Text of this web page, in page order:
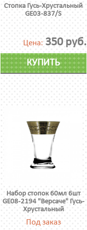
Стопка Гусь-Хрустальный
GE03-837/S
Цена: 350 руб.
КУПИТЬ
Набор стопок 60мл 6шт
GE08-2194 "Версаче" Гусь-
Хрустальный
Под заказ